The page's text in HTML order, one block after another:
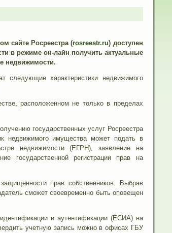
сайте Росреестра (rosreestr.ru) доступен
в режиме он-лайн получить актуальные
недвижимости.
следующие характеристики недвижимого
расположенном не только в пределах
государственных услуг Росреестра
недвижимого имущества может подать в
недвижимости (ЕГРН), заявление на
государственной регистрации прав на
прав собственников. Выбрав
сможет своевременно быть оповещен
и аутентификации (ЕСИА) на
учетную запись можно в офисах ГБУ